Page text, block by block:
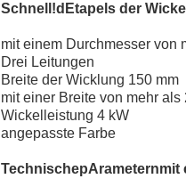
Schnell!d Etapel s der
mit einem Durchmesser von
Drei Leitungen
Breite der Wicklung 150 mm
mit einer Breite von mehr als
Wickelleistung 4 kW
angepasste Farbe
TechnischepArameternmit